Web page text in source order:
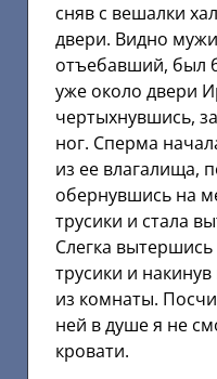
сняв с вешалки
двери. Видно
отъебавший, был
уже около двери
чертыхнувшись,
ног. Сперма
из ее влагалища,
обернувшись на
трусики и стала
Слегка
трусики и
из комнаты.
ней в душе я не
кровати.